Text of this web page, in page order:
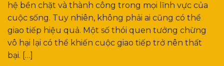
hệ bền chặt và thành công trong mọi lĩnh vực của
cuộc sống. Tuy nhiên, không phải ai cũng có thể
giao tiếp hiệu quả. Một số thói quen tưởng chừng
vô hại lại có thể khiến cuộc giao tiếp trở nên thất
bại. […]